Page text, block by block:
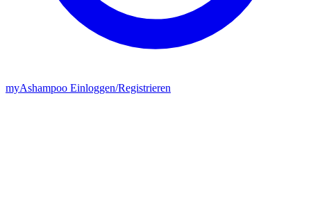
myAshampoo Einloggen/Registrieren